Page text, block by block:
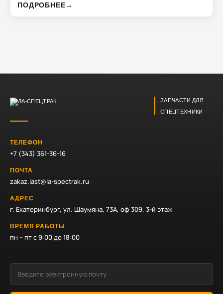
ПОДРОБНЕЕ→
ЗАПЧАСТИ ДЛЯ
СПЕЦТЕХНИКИ
ТЕЛЕФОН
+7 (343) 361-36-16
ПОЧТА
zakaz.last@la-spectrak.ru
АДРЕС
г. Екатеринбург, ул. Шаумяна, 73А, оф 309, 3-й этаж
ВРЕМЯ РАБОТЫ
пн – пт с 9:00 до 18:00